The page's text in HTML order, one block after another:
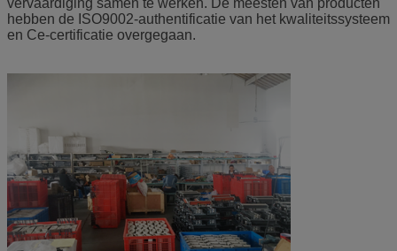
vervaardiging samen te werken. De meesten van producten
hebben de ISO9002-authentificatie van het kwaliteitssysteem
en Ce-certificatie overgegaan.